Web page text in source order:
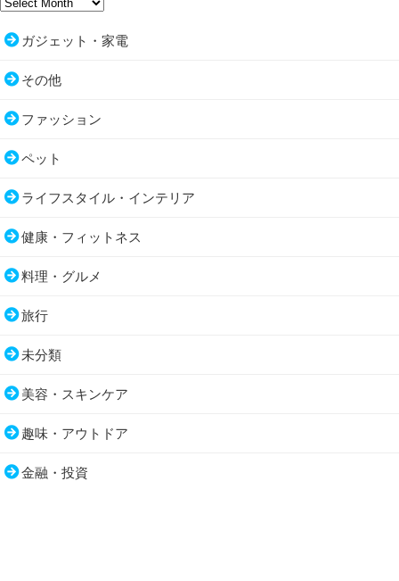
ガジェット・家電
その他
ファッション
ペット
ライフスタイル・インテリア
健康・フィットネス
料理・グルメ
旅行
未分類
美容・スキンケア
趣味・アウトドア
金融・投資